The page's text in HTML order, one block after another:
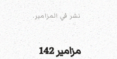
نشر في المزامير.
مزامير 142